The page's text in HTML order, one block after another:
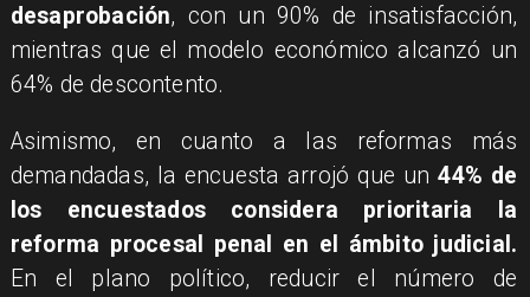
desaprobación, con un 90% de insatisfacción,
mientras que el modelo económico alcanzó un
64% de descontento.
Asimismo, en cuanto a las reformas más
demandadas, la encuesta arrojó que un 44% de
los encuestados considera prioritaria la
reforma procesal penal en el ámbito judicial.
En el plano político, reducir el número de